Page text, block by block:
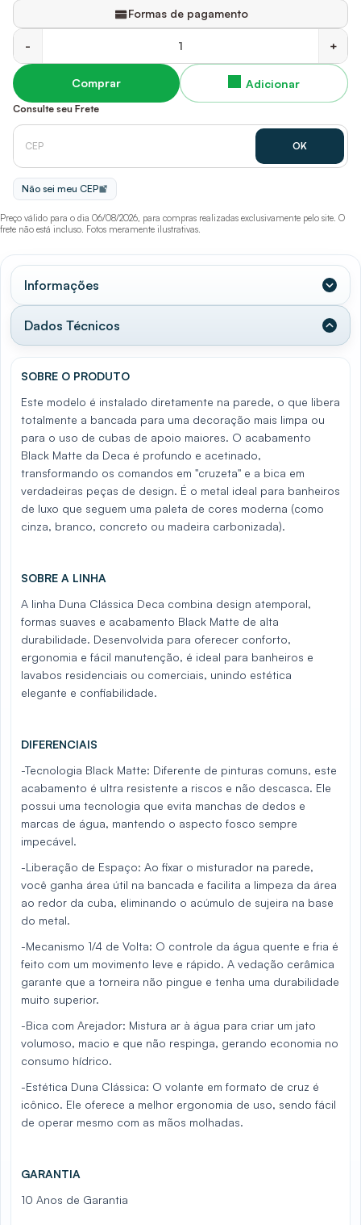
Formas de pagamento
- +
Comprar
Consulte seu Frete
Não sei meu CEP
Preço válido para o dia 06/08/2026, para compras realizadas exclusivamente pelo site. O
frete não está incluso. Fotos meramente ilustrativas.
Informações
Dados Técnicos
SOBRE O PRODUTO
Este modelo é instalado diretamente na parede, o que libera
totalmente a bancada para uma decoração mais limpa ou
para o uso de cubas de apoio maiores. O acabamento
Black Matte da Deca é profundo e acetinado,
transformando os comandos em "cruzeta" e a bica em
verdadeiras peças de design. É o metal ideal para banheiros
de luxo que seguem uma paleta de cores moderna (como
cinza, branco, concreto ou madeira carbonizada).
SOBRE A LINHA
A linha Duna Clássica Deca combina design atemporal,
formas suaves e acabamento Black Matte de alta
durabilidade. Desenvolvida para oferecer conforto,
ergonomia e fácil manutenção, é ideal para banheiros e
lavabos residenciais ou comerciais, unindo estética
elegante e confiabilidade.
DIFERENCIAIS
-Tecnologia Black Matte: Diferente de pinturas comuns, este
acabamento é ultra resistente a riscos e não descasca. Ele
possui uma tecnologia que evita manchas de dedos e
marcas de água, mantendo o aspecto fosco sempre
impecável.
-Liberação de Espaço: Ao fixar o misturador na parede,
você ganha área útil na bancada e facilita a limpeza da área
ao redor da cuba, eliminando o acúmulo de sujeira na base
do metal.
-Mecanismo 1/4 de Volta: O controle da água quente e fria é
feito com um movimento leve e rápido. A vedação cerâmica
garante que a torneira não pingue e tenha uma durabilidade
muito superior.
-Bica com Arejador: Mistura ar à água para criar um jato
volumoso, macio e que não respinga, gerando economia no
consumo hídrico.
-Estética Duna Clássica: O volante em formato de cruz é
icônico. Ele oferece a melhor ergonomia de uso, sendo fácil
de operar mesmo com as mãos molhadas.
GARANTIA
10 Anos de Garantia